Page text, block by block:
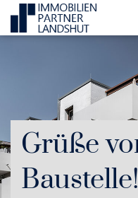
Grüße
Baustelle!